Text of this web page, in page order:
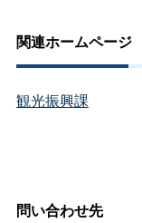
関連ホームページ
観光振興課
問い合わせ先